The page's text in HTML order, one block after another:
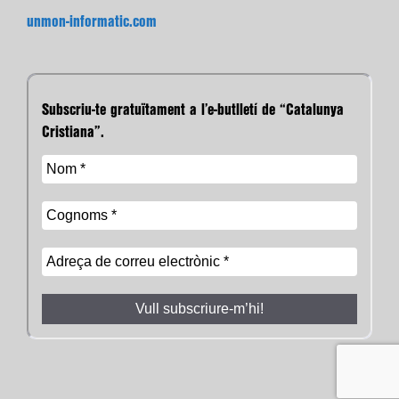
unmon-informatic.com
Subscriu-te gratuïtament a l’e-butlletí de “Catalunya
Cristiana”.